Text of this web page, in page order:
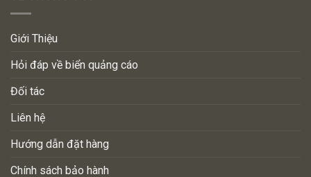
Giới Thiệu
Hỏi đáp về biển quảng cáo
Đối tác
Liên hệ
Hướng dẫn đặt hàng
Chính sách bảo hành